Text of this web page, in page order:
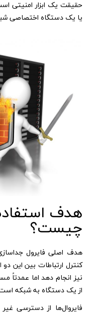
حقیقت یک ابزار امنیتی
یا یک دستگاه اختصاصی
هدف استفاده
چیست؟
هدف اصلی فایرول
کنترل ارتباطات بین این
نیز انجام دهد اما عمدتاً
از یک دستگاه به شبکه
فایروال‌ها از دسترسی